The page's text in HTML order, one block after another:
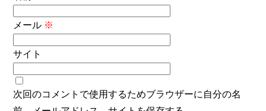
メール ※
サイト
次回のコメントで使用するためブラウザーに自分の名